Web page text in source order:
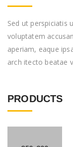
Sed ut perspiciatis
voluptatem
aperiam, eaque
arch itecto beatae
PRODUCTS